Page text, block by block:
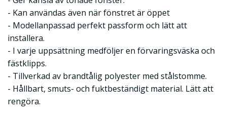
- Kan användas även när fönstret är öppet
- Modellanpassad perfekt passform och lätt att
installera.
- I varje uppsättning medföljer en förvaringsväska och
fästklipps.
- Tillverkad av brandtålig polyester med stålstomme.
- Hållbart, smuts- och fuktbeständigt material. Lätt att
rengöra.